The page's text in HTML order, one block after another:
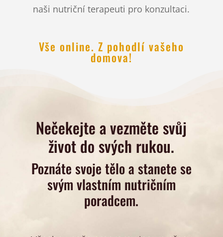
naši nutriční terapeuti pro konzultaci.
Vše online. Z pohodlí vašeho
domova!
Nečekejte a vezměte svůj
život do svých rukou.
Poznáte svoje tělo a stanete se
svým vlastním nutričním
poradcem.